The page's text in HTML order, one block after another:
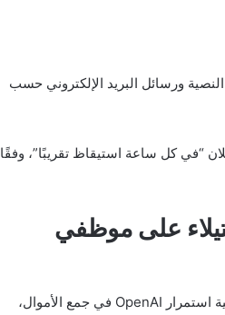
ورسائل البريد الإلكتروني حسب
“في كل ساعة استيقاظ تقريبًا”، وفقًا
على موظفي
وقال ألتمان إنه بحلول النصف الثاني من عام 2017، وسط خلافات حول كيفية استمرار OpenAI في جمع الأموال،